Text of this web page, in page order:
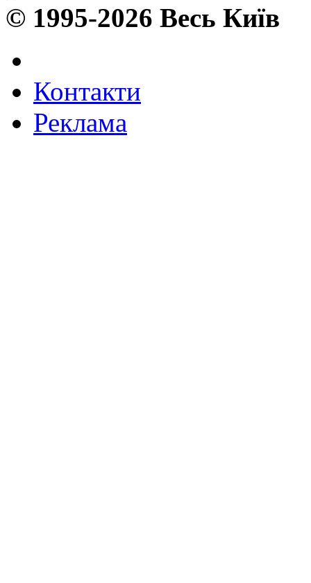
© 1995-2026 Весь Київ
Контакти
Реклама